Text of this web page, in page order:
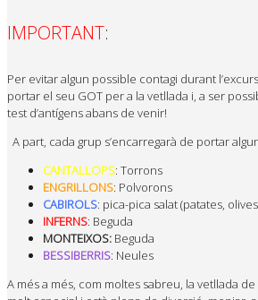
IMPORTANT:
Per evitar algun possible contagi durant
portar el seu GOT per a la vetllada i, a ser
test d’antígens abans de venir!
A part, cada grup s’encarregarà de portar
CANTALLOPS:​ Torrons
ENGRILLONS:​ Polvorons
CABIROLS:​ pica-pica salat (patates,
INFERNS:​ Beguda
MONTEIXOS: Beguda
BESSIBERRIS:​ Neules
A més a més, com moltes sabreu, la vetllada de